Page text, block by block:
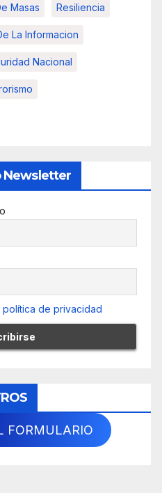
Masas Resiliencia
La Informacion
Nacional
Newsletter
política de privacidad
FORMULARIO